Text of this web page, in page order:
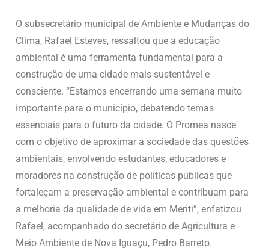
O subsecretário municipal de Ambiente e Mudanças do
Clima, Rafael Esteves, ressaltou que a educação
ambiental é uma ferramenta fundamental para a
construção de uma cidade mais sustentável e
consciente. “Estamos encerrando uma semana muito
importante para o município, debatendo temas
essenciais para o futuro da cidade. O Promea nasce
com o objetivo de aproximar a sociedade das questões
ambientais, envolvendo estudantes, educadores e
moradores na construção de políticas públicas que
fortaleçam a preservação ambiental e contribuam para
a melhoria da qualidade de vida em Meriti”, enfatizou
Rafael, acompanhado do secretário de Agricultura e
Meio Ambiente de Nova Iguaçu, Pedro Barreto.